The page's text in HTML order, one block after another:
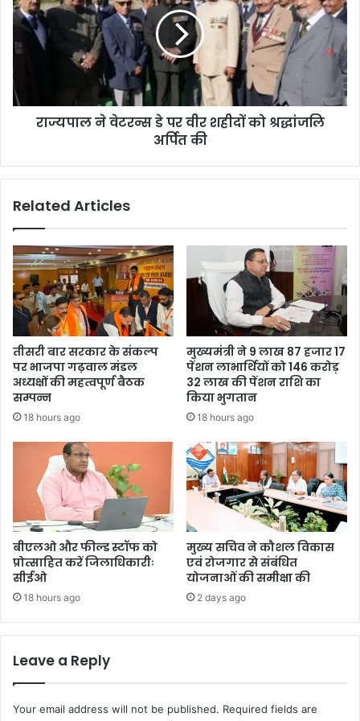
राज्यपाल ने वेटरन्स डे पर वीर शहीदों को श्रद्धांजलि
अर्पित की
Related Articles
तीसरी बार सरकार के संकल्प
पर भाजपा गढ़वाल मंडल
अध्यक्षों की महत्वपूर्ण बैठक
सम्पन्न
18 hours ago
मुख्यमंत्री ने 9 लाख 87 हजार 17
पेंशन लाभार्थियों को 146 करोड़
32 लाख की पेंशन राशि का
किया भुगतान
18 hours ago
बीएलओ और फील्ड स्टॉफ को
प्रोत्साहित करें जिलाधिकारीः
सीईओ
18 hours ago
मुख्य सचिव ने कौशल विकास
एवं रोजगार से संबंधित
योजनाओं की समीक्षा की
2 days ago
Leave a Reply
Your email address will not be published. Required fields are